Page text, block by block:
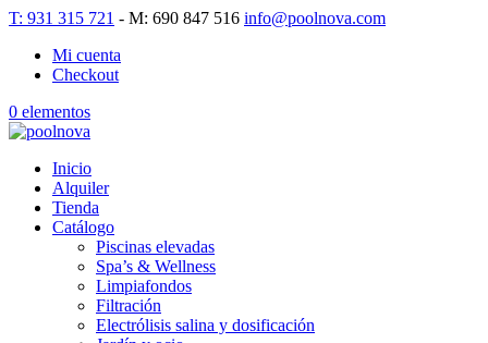
T: 931 315 721 - M: 690 847 516 info@poolnova.com
Mi cuenta
Checkout
0 elementos
Inicio
Alquiler
Tienda
Catálogo
Piscinas elevadas
Spa’s & Wellness
Limpiafondos
Filtración
Electrólisis salina y dosificación